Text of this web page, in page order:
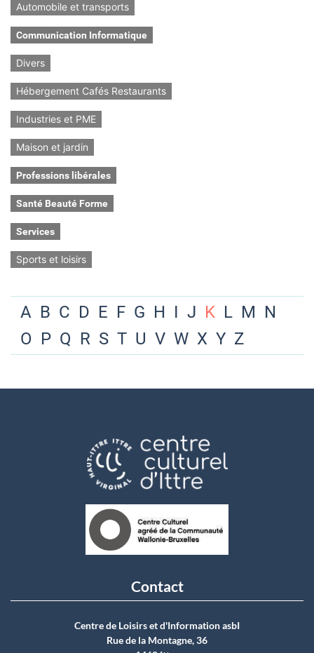
Automobile et transports
Communication Informatique
Divers
Hébergement Cafés Restaurants
Industries et PME
Maison et jardin
Professions libérales
Santé Beauté Forme
Services
Sports et loisirs
A B C D E F G H I J K L M N
O P Q R S T U V W X Y Z
Contact
Centre de Loisirs et d'Information asbI
Rue de la Montagne, 36